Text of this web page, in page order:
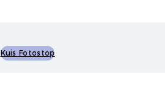
Kuis Fotostop